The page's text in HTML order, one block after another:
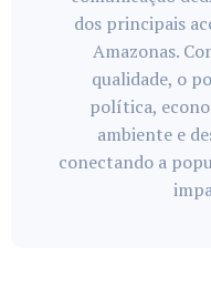
dos principais
Amazonas.
qualidade, o
política,
ambiente e
conectando a